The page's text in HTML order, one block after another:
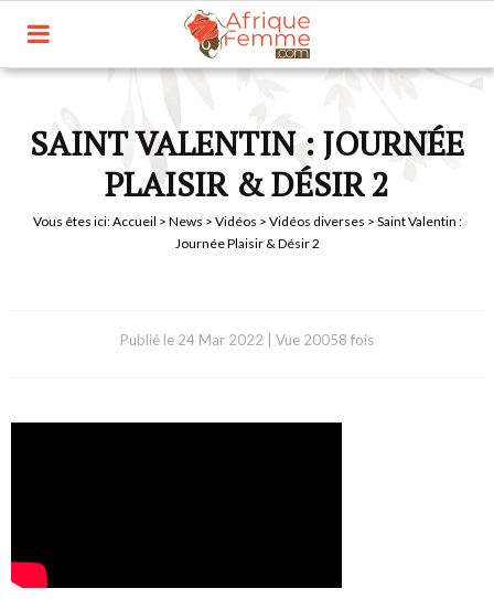
SAINT VALENTIN : JOURNÉE
PLAISIR & DÉSIR 2
Vous êtes ici:Accueil > News > Vidéos > Vidéos diverses > Saint Valentin :
Journée Plaisir & Désir 2
Publié le 24 Mar 2022 Vue 20058 fois